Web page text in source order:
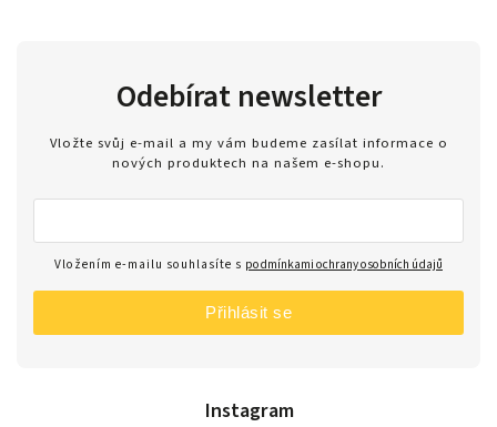
Instagram
Odebírat newsletter
Vložte svůj e-mail a my vám budeme zasílat informace o
nových produktech na našem e-shopu.
Vložením e-mailu souhlasíte s podmínkami ochrany osobních údajů
Přihlásit se